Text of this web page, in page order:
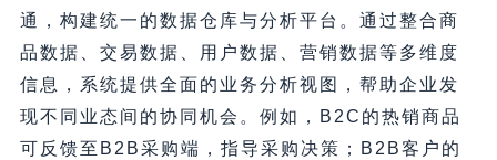
通，构建统一的数据仓库与分析平台。通过整合商
品数据、交易数据、用户数据、营销数据等多维度
信息，系统提供全面的业务分析视图，帮助企业发
现不同业态间的协同机会。例如，B2C的热销商品
可反馈至B2B采购端，指导采购决策；B2B客户的